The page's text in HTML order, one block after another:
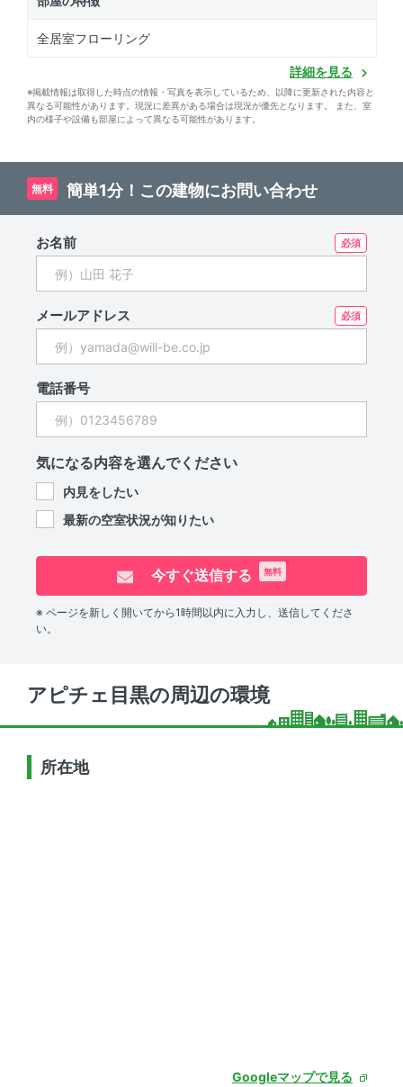
全居室フローリング
詳細を見る
※掲載情報は取得した時点の情報・写真を表示しているため、以降に更新された内容と
異なる可能性があります。現況に差異がある場合は現況が優先となります。 また、室
内の様子や設備も部屋によって異なる可能性があります。
無料 簡単1分！この建物にお問い合わせ
お名前
メールアドレス
電話番号
気になる内容を選んでください
内見をしたい
最新の空室状況が知りたい
今すぐ送信する 無料
※ ページを新しく開いてから1時間以内に入力し、送信してくださ
い。
アピチェ目黒の周辺の環境
所在地
Googleマップで見る